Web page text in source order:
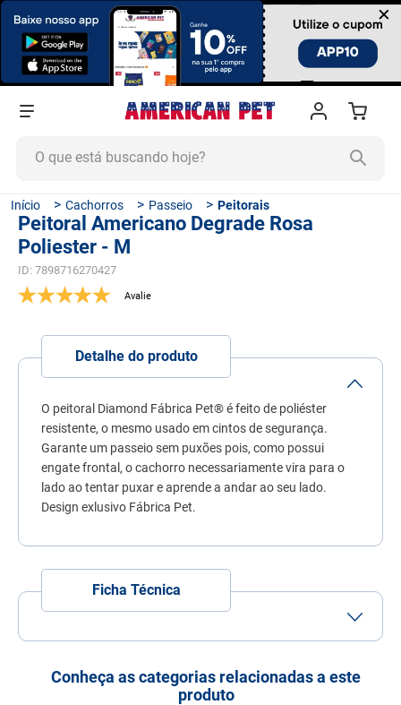
×
Cachorros Passeio Peitorais
Peitoral Americano Degrade Rosa
Poliester - M
ID: 7898716270427
Detalhe do produto
O peitoral Diamond Fábrica Pet® é feito de poliéster
resistente, o mesmo usado em cintos de segurança.
Garante um passeio sem puxões pois, como possui
engate frontal, o cachorro necessariamente vira para o
lado ao tentar puxar e aprende a andar ao seu lado.
Design exlusivo Fábrica Pet.
Ficha Técnica
Cachorros
Conheça as categorias relacionadas a este
produto
TERMOS MAIS BUSCADOS
1º
ração cachorro
6º
7º
quatree
8º
ração úmida
9º
sachê gato